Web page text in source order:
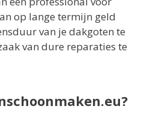
op lange termijn geld
van je dakgoten te
van dure reparaties te